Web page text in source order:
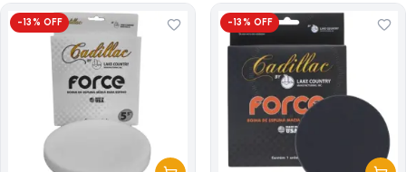
-13% OFF -13% OFF